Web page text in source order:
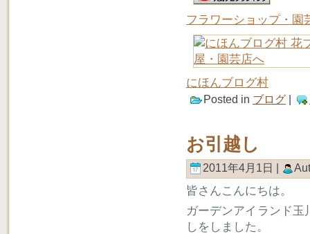
フラワーショップ・園
にほんブログ村
Posted in ブログ
お引越し
2011年4月1日 |
皆さんこんにちは。
ガーデンアイランド
しをしました。